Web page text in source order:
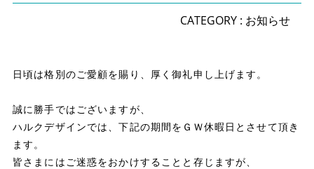
CATEGORY : お知らせ
日頃は格別のご愛顧を賜り、厚く御礼申し上げます。
誠に勝手ではございますが、
ハルクデザインでは、下記の期間をＧＷ休暇日とさせて頂き
ます。
皆さまにはご迷惑をおかけすることと存じますが、